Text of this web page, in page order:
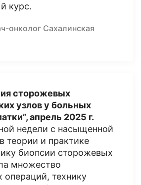
курс.
онколог Сахалинская
сторожевых
узлов у больных
апрель 2025 г.
недели с насыщенной
теории и практике
биопсии сторожевых
множество
технику